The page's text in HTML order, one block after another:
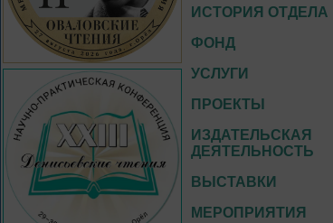
ИСТОРИЯ ОТДЕЛА
ФОНД
УСЛУГИ
ПРОЕКТЫ
ИЗДАТЕЛЬСКАЯ
ДЕЯТЕЛЬНОСТЬ
ВЫСТАВКИ
МЕРОПРИЯТИЯ